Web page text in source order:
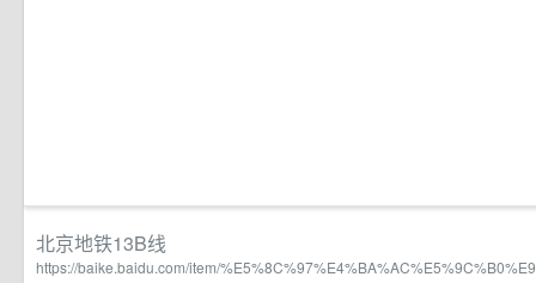
北京地铁13B线
https://baike.baidu.com/item/